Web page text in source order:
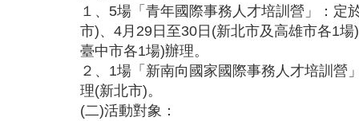
１、5場「青年國際事務人才培訓營」：定
市)、4月29日至30日(新北市及高雄市各1
臺中市各1場)辦理。
２、1場「新南向國家國際事務人才培訓營
理(新北市)。
(二)活動對象：